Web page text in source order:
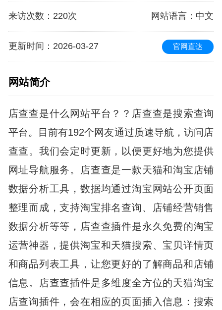
来访次数 ： 220次 网站语言 ：中文
更新时间 ：2026-03-27 官网直达
网站简介
店查查是什么网站平台？？店查查是搜索查询
平台。目前有192个网友通过质速导航，访问店
查查。我们会定时更新，以便更好地为您提供
网址导航服务。店查查是一款天猫和淘宝店铺
数据分析工具，数据均通过淘宝网站公开页面
整理而成，支持淘宝排名查询、店铺经营销售
数据分析等等，店查查插件是永久免费的淘宝
运营神器，提供淘宝和天猫搜索、宝贝详情页
和商品列表工具，让您更好的了解商品和店铺
信息。店查查插件是多维度全方位的天猫淘宝
店查询插件，会在相应的页面插入信息：搜索